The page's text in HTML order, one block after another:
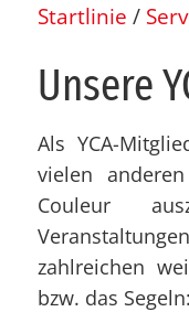
Startlinie /
Un­se­re
Als YCA-
vielen
Couleur
zahlreichen
bzw. das Segeln: